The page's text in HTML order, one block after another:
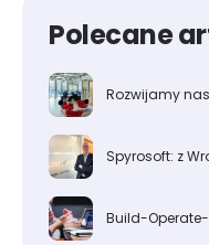
Polecane
Rozwijamy
Spyrosoft: z
Build-